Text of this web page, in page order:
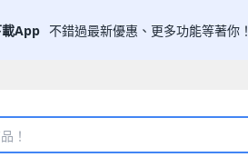
載App 不錯過最新優惠、更多功能等著你！